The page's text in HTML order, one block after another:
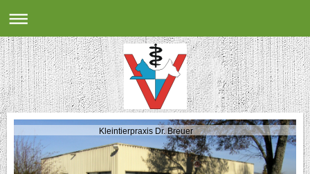
Kleintierpraxis Dr. Breuer